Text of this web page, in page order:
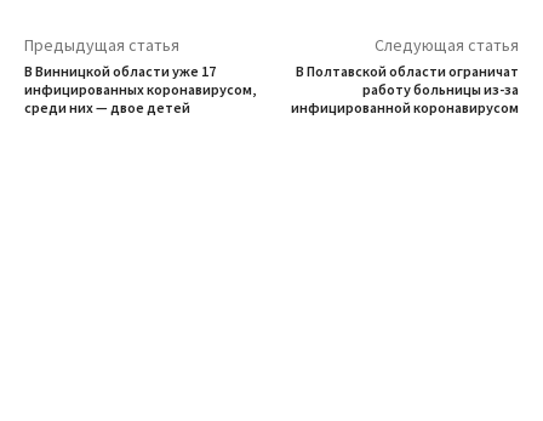
Предыдущая статья
В Винницкой области уже 17
инфицированных коронавирусом,
среди них — двое детей
Следующая статья
В Полтавской области ограничат
работу больницы из-за
инфицированной коронавирусом